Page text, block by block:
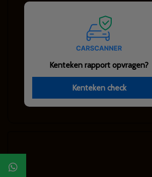
Kenteken rapport opvragen?
Kenteken check